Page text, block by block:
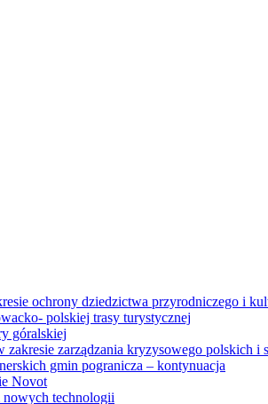
ochrony dziedzictwa przyrodniczego i
polskiej trasy turystycznej
góralskiej
zakresie zarządzania kryzysowego polskich i
gmin pogranicza – kontynuacja
Novot
technologii